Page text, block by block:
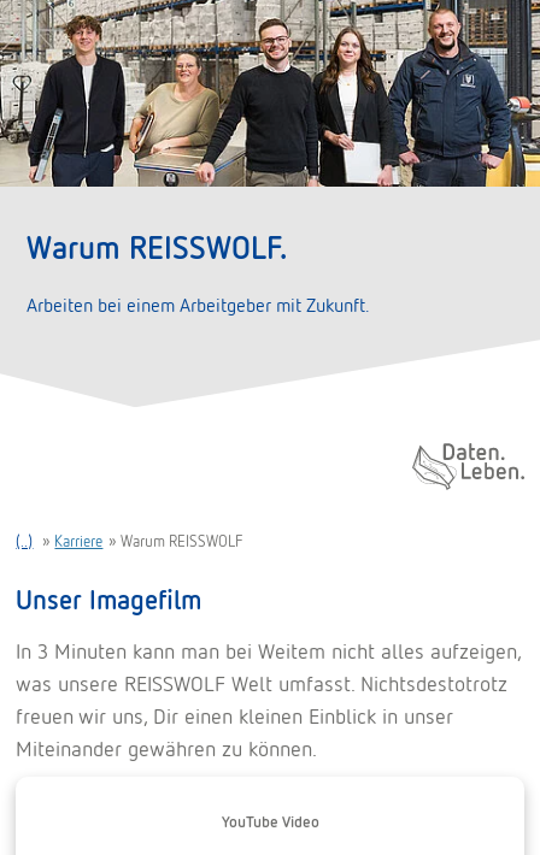
Warum REISSWOLF.
Arbeiten bei einem Arbeitgeber mit Zukunft.
Daten. Leben.
(..) » Karriere »Warum REISSWOLF
Unser Imagefilm
In 3 Minuten kann man bei Weitem nicht alles aufzeigen,
was unsere REISSWOLF Welt umfasst. Nichtsdestotrotz
freuen wir uns, Dir einen kleinen Einblick in unser
Miteinander gewähren zu können.
YouTube Video